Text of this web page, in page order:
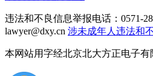
违法和不良信息举报电话：0571-
lawyer@dxy.cn 涉未成年人违法和
本网站用字经北京北大方正电子